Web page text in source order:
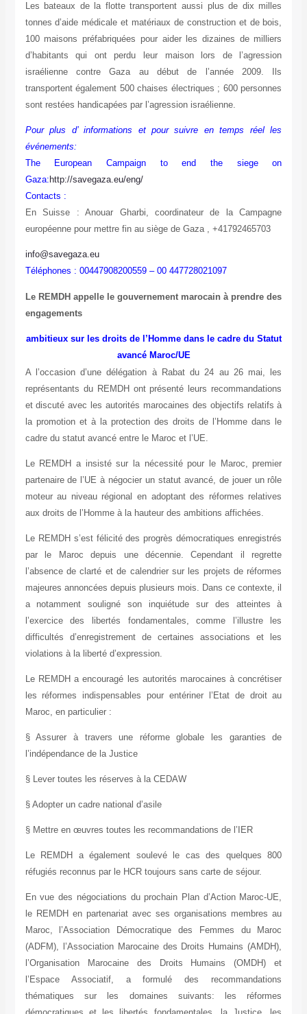
Les bateaux de la flotte transportent aussi plus de dix milles
tonnes d’aide médicale et matériaux de construction et de bois,
100 maisons préfabriquées pour aider les dizaines de milliers
d’habitants qui ont perdu leur maison lors de l’agression
israélienne contre Gaza au début de l’année 2009. Ils
transportent également 500 chaises électriques ; 600 personnes
sont restées handicapées par l’agression israélienne.
Pour plus d’ informations et pour suivre en temps réel les
événements:
The European Campaign to end the siege on
Gaza: http://savegaza.eu/eng/
Contacts :
En Suisse : Anouar Gharbi, coordinateur de la Campagne
européenne pour mettre fin au siège de Gaza , +41792465703
info@savegaza.eu
Téléphones : 00447908200559 – 00 447728021097
Le REMDH appelle le gouvernement marocain à prendre des
engagements
ambitieux sur les droits de l’Homme dans le cadre du Statut
avancé Maroc/UE
A l’occasion d’une délégation à Rabat du 24 au 26 mai, les
représentants du REMDH ont présenté leurs recommandations
et discuté avec les autorités marocaines des objectifs relatifs à
la promotion et à la protection des droits de l’Homme dans le
cadre du statut avancé entre le Maroc et l’UE.
Le REMDH a insisté sur la nécessité pour le Maroc, premier
partenaire de l’UE à négocier un statut avancé, de jouer un rôle
moteur au niveau régional en adoptant des réformes relatives
aux droits de l’Homme à la hauteur des ambitions affichées.
Le REMDH s’est félicité des progrès démocratiques enregistrés
par le Maroc depuis une décennie. Cependant il regrette
l’absence de clarté et de calendrier sur les projets de réformes
majeures annoncées depuis plusieurs mois. Dans ce contexte, il
a notamment souligné son inquiétude sur des atteintes à
l’exercice des libertés fondamentales, comme l’illustre les
difficultés d’enregistrement de certaines associations et les
violations à la liberté d’expression.
Le REMDH a encouragé les autorités marocaines à concrétiser
les réformes indispensables pour entériner l’Etat de droit au
Maroc, en particulier :
§ Assurer à travers une réforme globale les garanties de
l’indépendance de la Justice
§ Lever toutes les réserves à la CEDAW
§ Adopter un cadre national d’asile
§ Mettre en œuvres toutes les recommandations de l’IER
Le REMDH a également soulevé le cas des quelques 800
réfugiés reconnus par le HCR toujours sans carte de séjour.
En vue des négociations du prochain Plan d’Action Maroc-UE,
le REMDH en partenariat avec ses organisations membres au
Maroc, l’Association Démocratique des Femmes du Maroc
(ADFM), l’Association Marocaine des Droits Humains (AMDH),
l’Organisation Marocaine des Droits Humains (OMDH) et
l’Espace Associatif, a formulé des recommandations
thématiques sur les domaines suivants: les réformes